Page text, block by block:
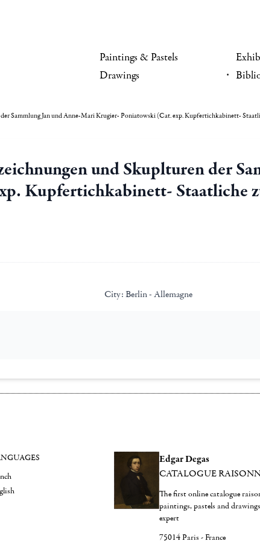
Paintings & Pastels
Drawings
Sammlung Jan und Anne-Mari Krugier- Poniatowski (Cat. exp. Kupfertichkabinett-
und Skuplturen der
Kupfertichkabinett- Staatliche
City: Berlin - Allemagne
Edgar Degas
CATALOGUE
The first online catalogue
paintings, pastels and
expert
75014 Paris - France